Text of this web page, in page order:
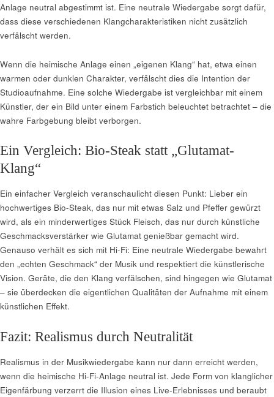
Anlage neutral abgestimmt ist. Eine neutrale Wiedergabe sorgt dafür,
dass diese verschiedenen Klangcharakteristiken nicht zusätzlich
verfälscht werden.
Wenn die heimische Anlage einen „eigenen Klang“ hat, etwa einen
warmen oder dunklen Charakter, verfälscht dies die Intention der
Studioaufnahme. Eine solche Wiedergabe ist vergleichbar mit einem
Künstler, der ein Bild unter einem Farbstich beleuchtet betrachtet – die
wahre Farbgebung bleibt verborgen.
Ein Vergleich: Bio-Steak statt „Glutamat-
Klang“
Ein einfacher Vergleich veranschaulicht diesen Punkt: Lieber ein
hochwertiges Bio-Steak, das nur mit etwas Salz und Pfeffer gewürzt
wird, als ein minderwertiges Stück Fleisch, das nur durch künstliche
Geschmacksverstärker wie Glutamat genießbar gemacht wird.
Genauso verhält es sich mit Hi-Fi: Eine neutrale Wiedergabe bewahrt
den „echten Geschmack“ der Musik und respektiert die künstlerische
Vision. Geräte, die den Klang verfälschen, sind hingegen wie Glutamat
– sie überdecken die eigentlichen Qualitäten der Aufnahme mit einem
künstlichen Effekt.
Fazit: Realismus durch Neutralität
Realismus in der Musikwiedergabe kann nur dann erreicht werden,
wenn die heimische Hi-Fi-Anlage neutral ist. Jede Form von klanglicher
Eigenfärbung verzerrt die Illusion eines Live-Erlebnisses und beraubt